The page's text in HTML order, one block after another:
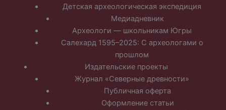
Детская археологическая экспедиция
Медиадневник
Археологи — школьникам Югры
Салехард 1595–2025: С археологами о
прошлом
Издательские проекты
Журнал «Северные древности»
Публичная оферта
Оформление статьи